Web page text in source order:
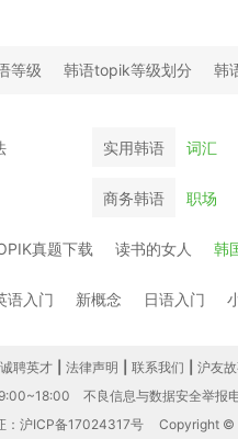
等级 韩语topik等级划分 韩
实用韩语 词汇
商务韩语 职场
真题下载 读书的女人 韩
语入门 新概念 日语入门
诚聘英才 法律声明 联系我们 沪友
不良信息与数据安全举报
：沪ICP备17024317号 Copyright ©